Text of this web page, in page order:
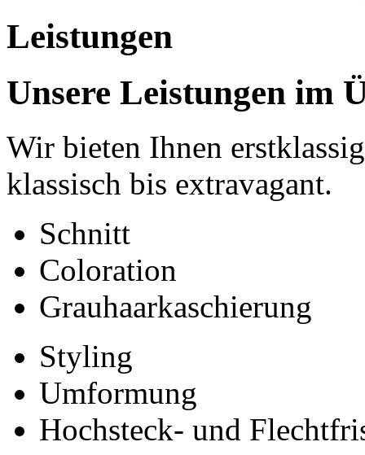
Leistungen
Unsere Leistungen im
Wir bieten Ihnen
klassisch bis extravagant.
Schnitt
Coloration
Grauhaarkaschierung
Styling
Umformung
Hochsteck- und